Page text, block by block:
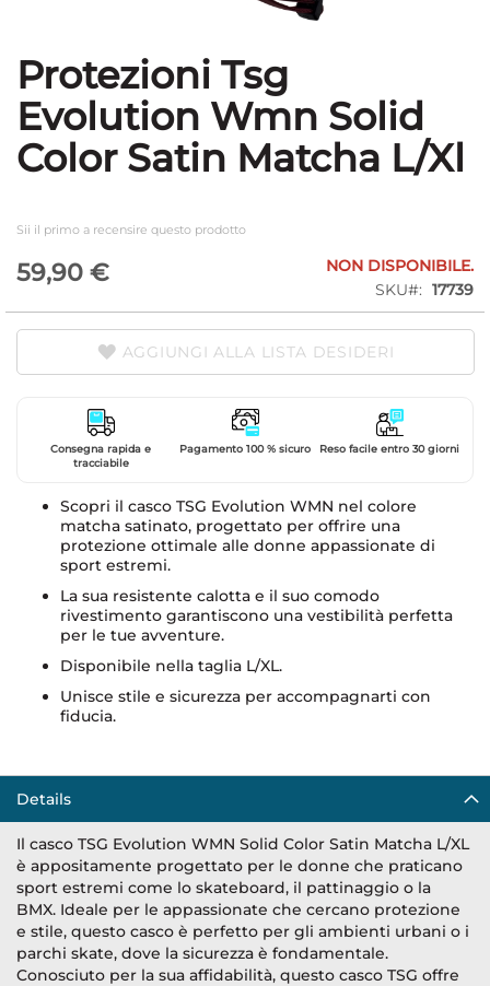
Vai
all'inizio
della
galleria
di
immagini
Protezioni Tsg
Evolution Wmn Solid
Color Satin Matcha L/Xl
Sii il primo a recensire questo prodotto
59,90 €
NON DISPONIBILE.
SKU
17739
AGGIUNGI ALLA LISTA DESIDERI
Consegna rapida e
tracciabile
Pagamento 100 % sicuro Reso facile entro 30 giorni
Scopri il casco TSG Evolution WMN nel colore
matcha satinato, progettato per offrire una
protezione ottimale alle donne appassionate di
sport estremi.
La sua resistente calotta e il suo comodo
rivestimento garantiscono una vestibilità perfetta
per le tue avventure.
Disponibile nella taglia L/XL.
Unisce stile e sicurezza per accompagnarti con
fiducia.
Details
Il casco TSG Evolution WMN Solid Color Satin Matcha L/XL
è appositamente progettato per le donne che praticano
sport estremi come lo skateboard, il pattinaggio o la
BMX. Ideale per le appassionate che cercano protezione
e stile, questo casco è perfetto per gli ambienti urbani o i
parchi skate, dove la sicurezza è fondamentale.
Conosciuto per la sua affidabilità, questo casco TSG offre